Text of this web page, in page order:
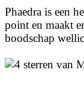
Phaedra is een
point en maakt
boodschap